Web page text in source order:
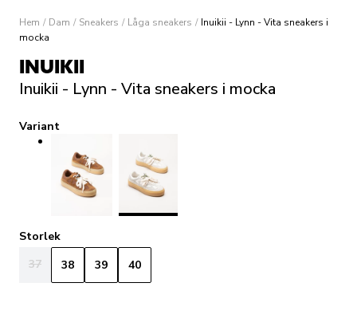
Hem / Dam / Sneakers / Låga sneakers / Inuikii - Lynn - Vita sneakers i
mocka
INUIKII
Inuikii - Lynn - Vita sneakers i mocka
Variant
Storlek
37
38 39 40